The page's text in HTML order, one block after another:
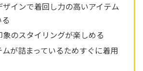
ザインで着回し力の高いアイテム
のスタイリングが楽しめる
が詰まっているためすぐに着用